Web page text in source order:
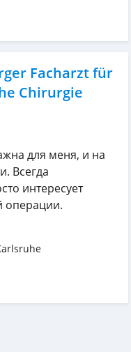
Facharzt für
Chirurgie
для меня, и на
Всегда
интересует
операции.